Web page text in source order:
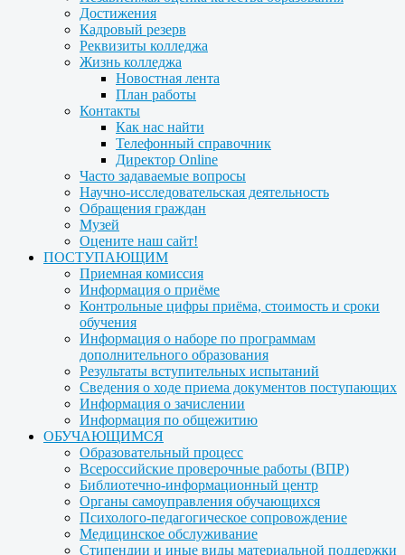
Достижения
Кадровый резерв
Реквизиты колледжа
Жизнь колледжа
Новостная лента
План работы
Контакты
Как нас найти
Телефонный справочник
Директор Online
Часто задаваемые вопросы
Научно-исследовательская деятельность
Обращения граждан
Музей
Оцените наш сайт!
ПОСТУПАЮЩИМ
Приемная комиссия
Информация о приёме
Контрольные цифры приёма, стоимость и сроки
обучения
Информация о наборе по программам
дополнительного образования
Результаты вступительных испытаний
Сведения о ходе приема документов поступающих
Информация о зачислении
Информация по общежитию
ОБУЧАЮЩИМСЯ
Образовательный процесс
Всероссийские проверочные работы (ВПР)
Библиотечно-информационный центр
Органы самоуправления обучающихся
Психолого-педагогическое сопровождение
Медицинское обслуживание
Стипендии и иные виды материальной поддержки